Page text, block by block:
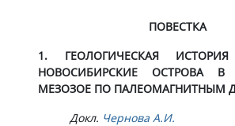
​​ПОВЕСТКА​
1. ГЕОЛОГИЧЕСКАЯ ИСТОРИЯ
НОВОСИБИРСКИЕ ОСТРОВА
МЕЗОЗОЕ ПО ПАЛЕОМАГНИТНЫМ
Докл. Чернова А.И.